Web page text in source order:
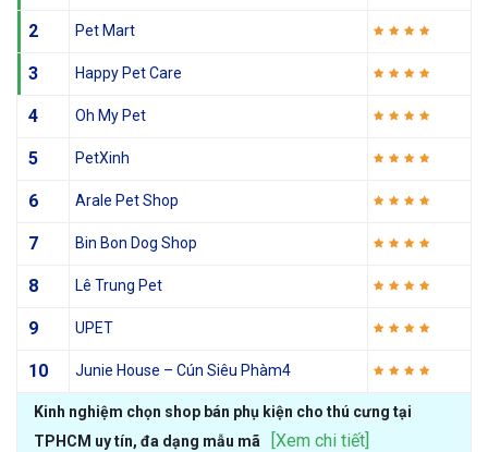
2 Pet Mart
3 Happy Pet Care
4 Oh My Pet
5 PetXinh
6 Arale Pet Shop
7 Bin Bon Dog Shop
8 Lê Trung Pet
9 UPET
10 Junie House – Cún Siêu Phàm4
Kinh nghiệm chọn shop bán phụ kiện cho thú cưng tại
TPHCM uy tín, đa dạng mẫu mã
[Xem chi tiết]